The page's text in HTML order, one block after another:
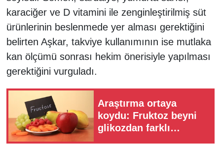
karaciğer ve D vitamini ile zenginleştirilmiş süt
ürünlerinin beslenmede yer alması gerektiğini
belirten Aşkar, takviye kullanımının ise mutlaka
kan ölçümü sonrası hekim önerisiyle yapılması
gerektiğini vurguladı.
Araştırma ortaya
koydu: Fruktoz beyni
glikozdan farklı